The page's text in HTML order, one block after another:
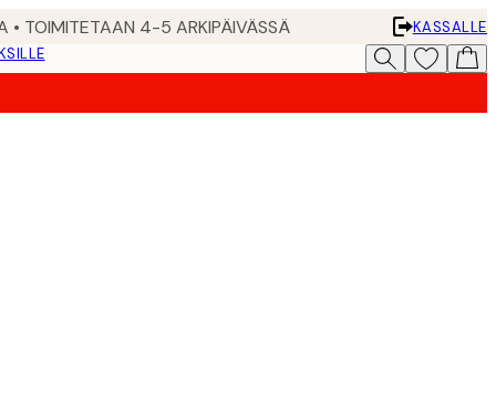
• TOIMITETAAN 4-5 ARKIPÄIVÄSSÄ
KASSALLE